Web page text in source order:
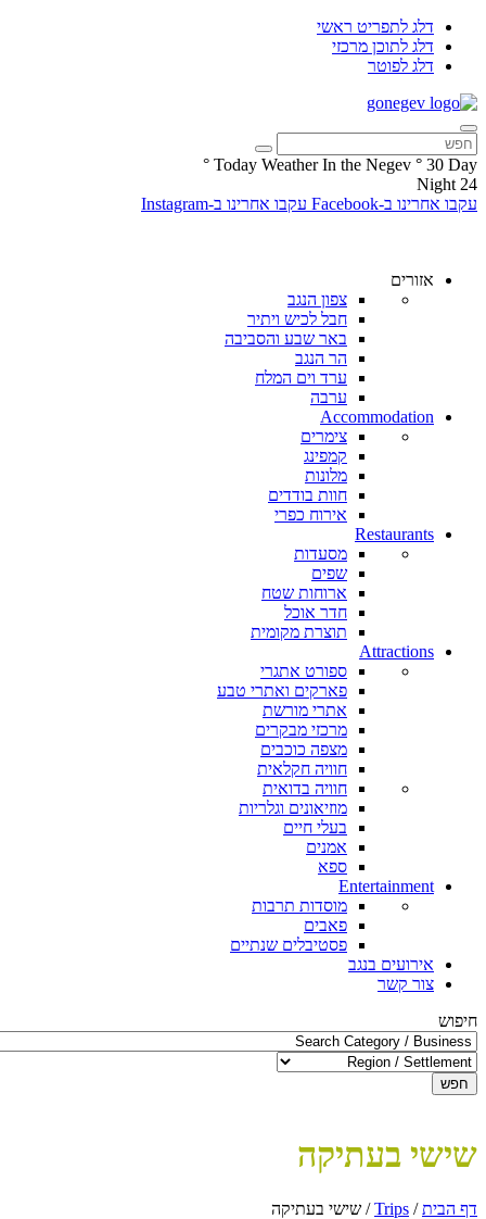
דלג לתפריט ראשי
דלג לתוכן מרכזי
דלג לפוטר
Today Weather In the Negev ° 30 Day
°
24
Night
עקבו אחרינו ב-Facebook
עקבו אחרינו ב-Instagram
אזורים
צפון הנגב
חבל לכיש ויתיר
באר שבע והסביבה
הר הנגב
ערד וים המלח
ערבה
Accommodation
צימרים
קמפינג
מלונות
חוות בודדים
אירוח כפרי
Restaurants
מסעדות
שפים
ארוחות שטח
חדר אוכל
תוצרת מקומית
Attractions
ספורט אתגרי
פארקים ואתרי טבע
אתרי מורשת
מרכזי מבקרים
מצפה כוכבים
חוויה חקלאית
חוויה בדואית
מוזיאונים וגלריות
בעלי חיים
אמנים
ספא
Entertainment
מוסדות תרבות
פאבים
פסטיבלים שנתיים
אירועים בנגב
צור קשר
חיפוש
חפש
שישי בעתיקה
דף הבית/
Trips
/ שישי בעתיקה